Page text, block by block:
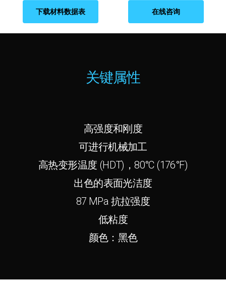
下载材料数据表 在线咨询
关键属性
高强度和刚度
可进行机械加工
高热变形温度 (HDT)，80°C (176°F)
出色的表面光洁度
87 MPa 抗拉强度
低粘度
颜色：黑色